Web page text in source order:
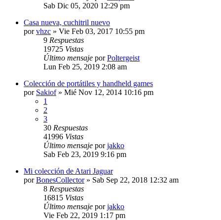
Sab Dic 05, 2020 12:29 pm
Casa nueva, cuchitril nuevo
porvhzc » Vie Feb 03, 2017 10:55 pm
9 Respuestas
19725 Vistas
Último mensaje porPoltergeist
Lun Feb 25, 2019 2:08 am
Colección de portátiles y handheld games
por Sakiof» Mié Nov 12, 2014 10:16 pm
1
2
3
30 Respuestas
41996 Vistas
Último mensaje porjakko
Sab Feb 23, 2019 9:16 pm
Mi colección de Atari Jaguar
porBonesCollector» Sab Sep 22, 2018 12:32 am
8 Respuestas
16815 Vistas
Último mensaje porjakko
Vie Feb 22, 2019 1:17 pm